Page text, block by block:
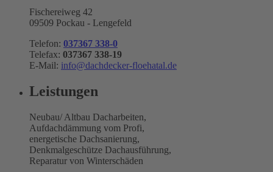
Fischereiweg 42
09509 Pockau - Lengefeld
Telefon: 037367 338-0
Telefax: 037367 338-19
E-Mail: info@dachdecker-floehatal.de
Leistungen
Neubau/ Altbau Dacharbeiten,
Aufdachdämmung vom Profi,
energetische Dachsanierung,
Denkmalgeschütze Dachausführung,
Reparatur von Winterschäden